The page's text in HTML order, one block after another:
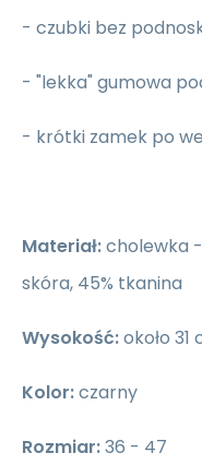
- czubki bez
- "lekka" gumowa
- krótki zamek po
Materiał:cholewka -
skóra, 45% tkanina
Wysokość:około 31
Kolor:czarny
Rozmiar:36 - 47